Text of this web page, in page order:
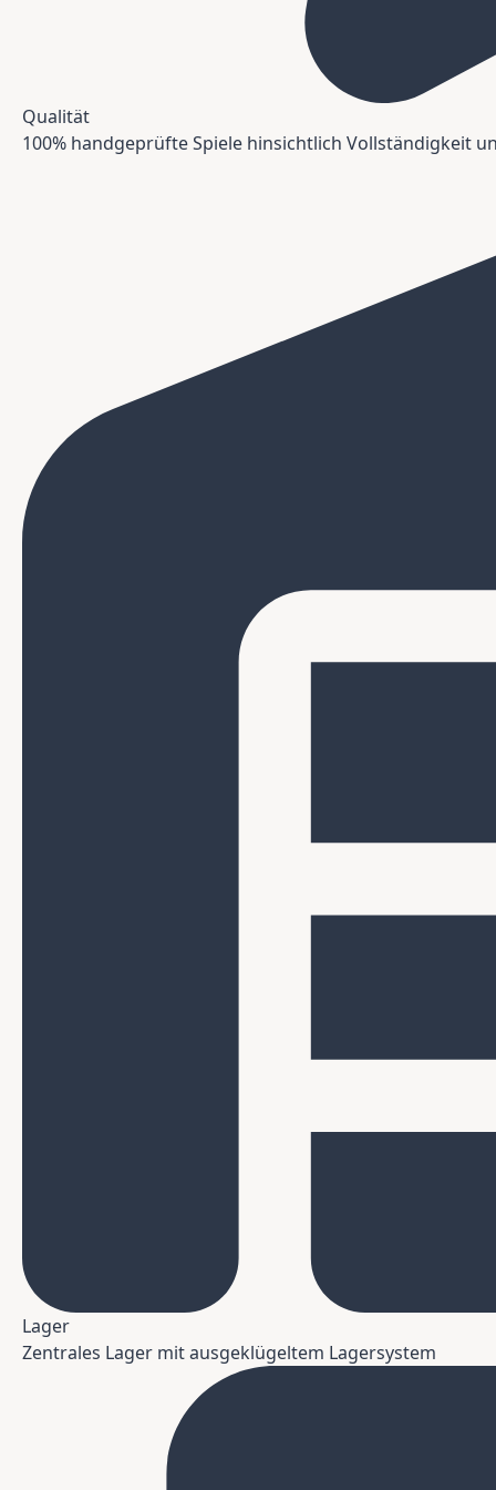
Qualität
100% handgeprüfte Spiele hinsichtlich Vollständigkeit
Lager
Zentrales Lager mit ausgeklügeltem Lagersystem